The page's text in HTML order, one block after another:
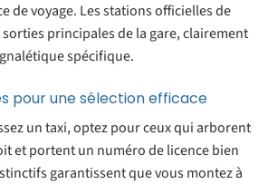
de voyage. Les stations officielles de
principales de la gare, clairement
spécifique.
pour une sélection efficace
un taxi, optez pour ceux qui arborent
et portent un numéro de licence bien
garantissent que vous montez à